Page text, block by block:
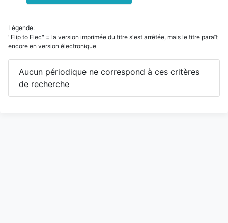
Légende:
"Flip to Elec" = la version imprimée du titre s'est arrêtée, mais le titre paraît
encore en version électronique
Aucun périodique ne correspond à ces critères
de recherche